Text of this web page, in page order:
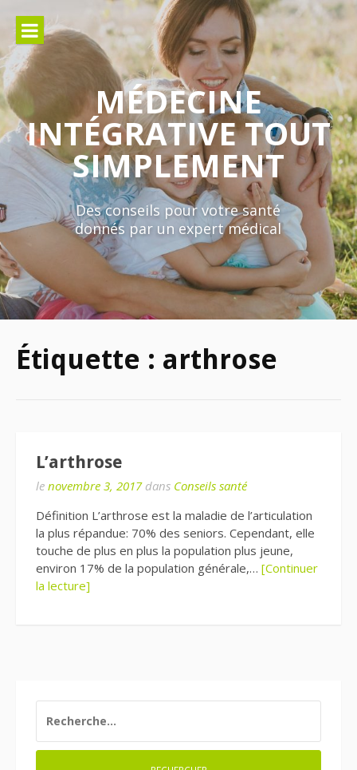
contenu
MÉDECINE
INTÉGRATIVE TOUT
SIMPLEMENT
Des conseils pour votre santé
donnés par un expert médical
Étiquette : arthrose
L’arthrose
le novembre 3, 2017dans Conseils santé
Définition L’arthrose est la maladie de l’articulation
la plus répandue: 70% des seniors. Cependant, elle
touche de plus en plus la population plus jeune,
environ 17% de la population générale,… [Continuer
la lecture]